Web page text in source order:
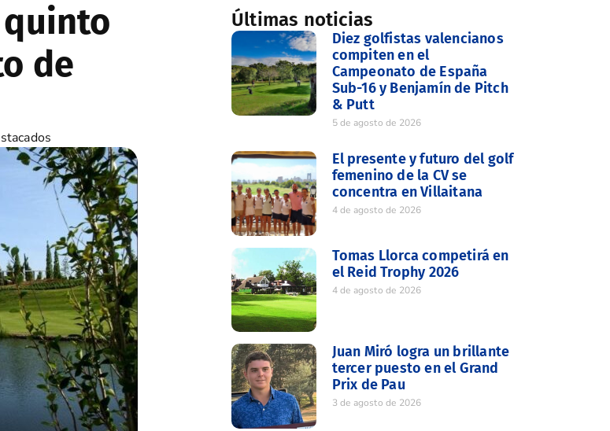
quinto
de
Últimas noticias
Diez golfistas valencianos
compiten en el
Campeonato de España
Sub-16 y Benjamín de Pitch
& Putt
5 de agosto de 2026
El presente y futuro del golf
femenino de la CV se
concentra en Villaitana
4 de agosto de 2026
Tomas Llorca competirá en
el Reid Trophy 2026
4 de agosto de 2026
Juan Miró logra un brillante
tercer puesto en el Grand
Prix de Pau
3 de agosto de 2026